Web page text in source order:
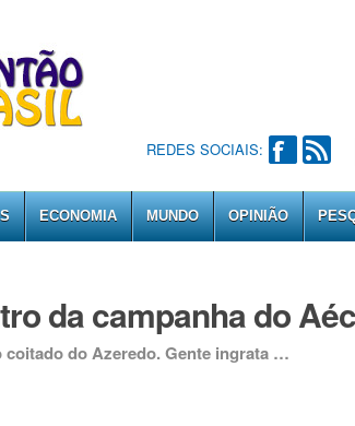
REDES SOCIAIS:
ECONOMIA MUNDO OPINIÃO
da campanha do
coitado do Azeredo. Gente ingrata …